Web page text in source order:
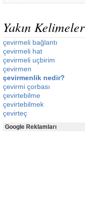
Yakın Kelimeler
çevirmeli bağlantı
çevirmeli hat
çevirmeli uçbirim
çevirmen
çevirmenlik nedir?
çevirmi çorbası
çevirtebilme
çevirtebilmek
çevirteç
Google Reklamları